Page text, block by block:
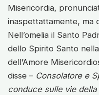
Misericordia,
inaspettattamente, ma
Nell’omelia il Santo
dello Spirito Santo
dell’Amore
disse – Consolatore e
conduce sulle vie